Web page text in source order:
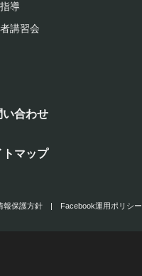
導
講習会
い合わせ
トマップ
報保護方針 | Facebook運用ポリシー